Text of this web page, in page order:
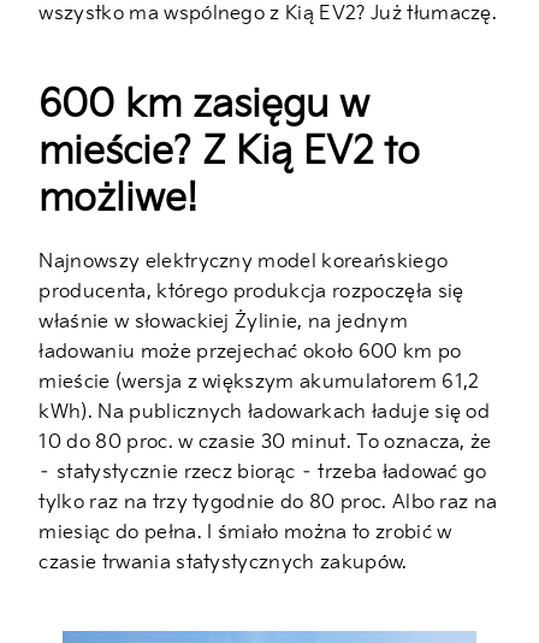
wszystko ma wspólnego z Kią EV2? Już tłumaczę.
600 km zasięgu w
mieście? Z Kią EV2 to
możliwe!
Najnowszy elektryczny model koreańskiego
producenta, którego produkcja rozpoczęła się
właśnie w słowackiej Żylinie, na jednym
ładowaniu może przejechać około 600 km po
mieście (wersja z większym akumulatorem 61,2
kWh). Na publicznych ładowarkach ładuje się od
10 do 80 proc. w czasie 30 minut. To oznacza, że
– statystycznie rzecz biorąc – trzeba ładować go
tylko raz na trzy tygodnie do 80 proc. Albo raz na
miesiąc do pełna. I śmiało można to zrobić w
czasie trwania statystycznych zakupów.